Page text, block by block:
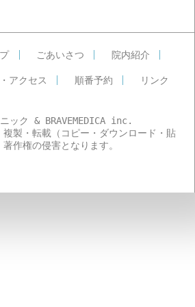
ごあいさつ 院内紹介
アクセス 順番予約 リンク
ック & BRAVEMEDICA inc.
製・転載（コピー・ダウンロード・貼
作権の侵害となります。